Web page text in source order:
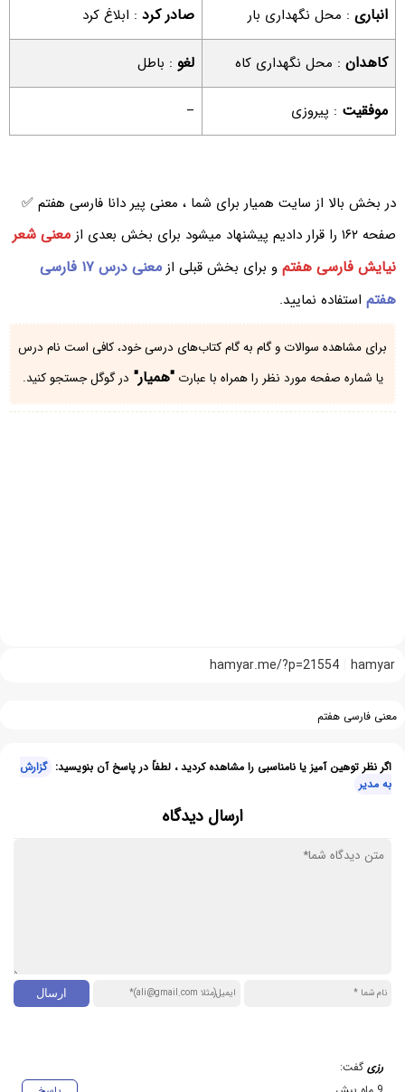
انباری : محل نگهداری بار صادر کرد : ابلاغ کرد
کاهدان : محل نگهداری کاه لغو : باطل
موفقیت : پیروزی –
در بخش بالا از سایت همیار برای شما ، معنی پیر دانا فارسی هفتم ✅
صفحه ۱۶۲ را قرار دادیم پیشنهاد میشود برای بخش بعدی از
معنی شعر
نیایش فارسی هفتم و برای بخش قبلی از
معنی درس ۱۷ فارسی
هفتم استفاده نمایید.
برای مشاهده سوالات و گام به گام کتاب‌های درسی خود، کافی است نام درس
یا شماره صفحه مورد نظر را همراه با عبارت"همیار" در گوگل جستجو کنید.
hamyar
hamyar.me/?p=21554
معنی فارسی هفتم
اگر نظر توهین آمیز یا نامناسبی را مشاهده کردید ، لطفاً در پاسخ آن بنویسید: گزارش
به مدیر
ارسال دیدگاه
رزی گفت: